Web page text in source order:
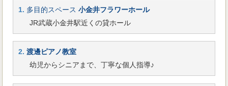
1. 多目的スペース 小金井フラワーホール
JR武蔵小金井駅近くの貸ホール
2. 渡邊ピアノ教室
幼児からシニアまで、丁寧な個人指導♪